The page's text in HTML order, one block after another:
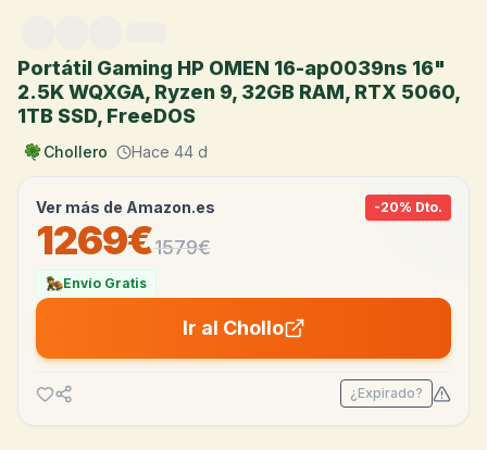
Portátil Gaming HP OMEN 16-ap0039ns 16"
2.5K WQXGA, Ryzen 9, 32GB RAM, RTX 5060,
1TB SSD, FreeDOS
Chollero Hace 44 d
Ver más de Amazon.es -20% Dto.
1269€1579€
Envío Gratis
Ir al Chollo
¿Expirado?